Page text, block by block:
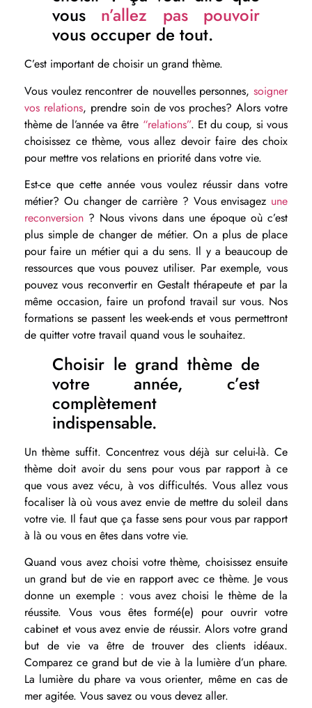
vous n’allez pas pouvoir
vous occuper de tout.
C’est important de choisir un grand thème.
Vous voulez rencontrer de nouvelles personnes, soigner
vos relations, prendre soin de vos proches? Alors votre
thème de l’année va être “relations”. Et du coup, si vous
choisissez ce thème, vous allez devoir faire des choix
pour mettre vos relations en priorité dans votre vie.
Est-ce que cette année vous voulez réussir dans votre
métier? Ou changer de carrière ? Vous envisagez une
reconversion ? Nous vivons dans une époque où c’est
plus simple de changer de métier. On a plus de place
pour faire un métier qui a du sens. Il y a beaucoup de
ressources que vous pouvez utiliser. Par exemple, vous
pouvez vous reconvertir en Gestalt thérapeute et par la
même occasion, faire un profond travail sur vous. Nos
formations se passent les week-ends et vous permettront
de quitter votre travail quand vous le souhaitez.
Choisir le grand thème de
votre année, c’est
complètement
indispensable.
Un thème suffit. Concentrez vous déjà sur celui-là. Ce
thème doit avoir du sens pour vous par rapport à ce
que vous avez vécu, à vos difficultés. Vous allez vous
focaliser là où vous avez envie de mettre du soleil dans
votre vie. Il faut que ça fasse sens pour vous par rapport
à là ou vous en êtes dans votre vie.
Quand vous avez choisi votre thème, choisissez ensuite
un grand but de vie en rapport avec ce thème. Je vous
donne un exemple : vous avez choisi le thème de la
réussite. Vous vous êtes formé(e) pour ouvrir votre
cabinet et vous avez envie de réussir. Alors votre grand
but de vie va être de trouver des clients idéaux.
Comparez ce grand but de vie à la lumière d’un phare.
La lumière du phare va vous orienter, même en cas de
mer agitée. Vous savez ou vous devez aller.